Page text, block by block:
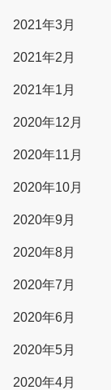
2021年3月
2021年2月
2021年1月
2020年12月
2020年11月
2020年10月
2020年9月
2020年8月
2020年7月
2020年6月
2020年5月
2020年4月